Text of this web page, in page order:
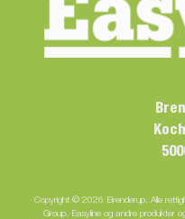
Copyright © 2026 Brenderup. Alle
Group. Easyline og andre produkter